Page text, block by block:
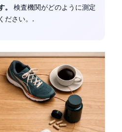
検査機関がどのように測定
ださい。.